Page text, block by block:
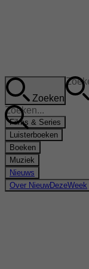
Zoeken
Films & Series
Luisterboeken
Boeken
Muziek
Nieuws
Over NieuwDezeWeek